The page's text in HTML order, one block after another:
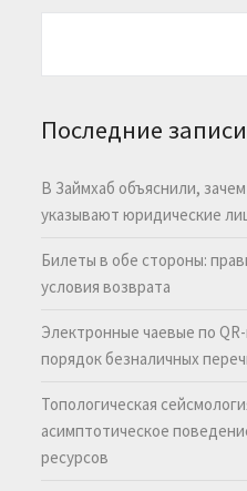
Последние записи
В Займхаб объяснили,
указывают юридические
Билеты в обе стороны:
условия возврата
Электронные чаевые по
порядок безналичных
Топологическая
асимптотическое
ресурсов